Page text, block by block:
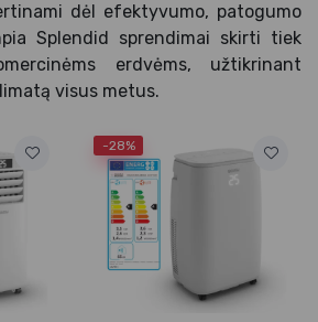
dėl efektyvumo, patogumo
Splendid sprendimai skirti tiek
erdvėms, užtikrinant
visus metus.
-28%